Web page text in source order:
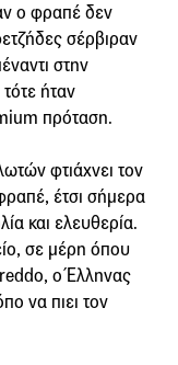
ο φραπέ δεν
σέρβιραν
στην
ήταν
πρόταση.
φτιάχνει τον
έτσι σήμερα
και ελευθερία.
σε μέρη όπου
ο Έλληνας
να πιει τον